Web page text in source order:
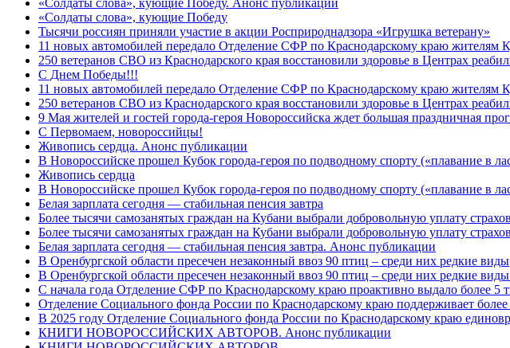
«Солдаты слова», кующие Победу
Тысячи россиян приняли участие в акции Росприроднадзора «Игрушка ветерану»
11 новых автомобилей передало Отделение СФР по Краснодарскому краю жителям
250 ветеранов СВО из Краснодарского края восстановили здоровье в Центрах
С Днем Победы!!!
11 новых автомобилей передало Отделение СФР по Краснодарскому краю жителям
250 ветеранов СВО из Краснодарского края восстановили здоровье в Центрах
9 Мая жителей и гостей города-героя Новороссийска ждет большая праздничная
C Первомаем, новороссийцы!
Живопись сердца. Анонс публикации
В Новороссийске прошел Кубок города-героя по подводному спорту («плавание в
Живопись сердца
В Новороссийске прошел Кубок города-героя по подводному спорту («плавание в
Белая зарплата сегодня — стабильная пенсия завтра
Более тысячи самозанятых граждан на Кубани выбрали добровольную уплату
Более тысячи самозанятых граждан на Кубани выбрали добровольную уплату
Белая зарплата сегодня — стабильная пенсия завтра. Анонс публикации
В Оренбургской области пресечен незаконный ввоз 90 птиц – среди них редкие виды
В Оренбургской области пресечен незаконный ввоз 90 птиц – среди них редкие
С начала года Отделение СФР по Краснодарскому краю проактивно выдало более 5
Отделение Социального фонда России по Краснодарскому краю поддерживает
В 2025 году Отделение Социального фонда России по Краснодарскому краю
КНИГИ НОВОРОССИЙСКИХ АВТОРОВ. Анонс публикации